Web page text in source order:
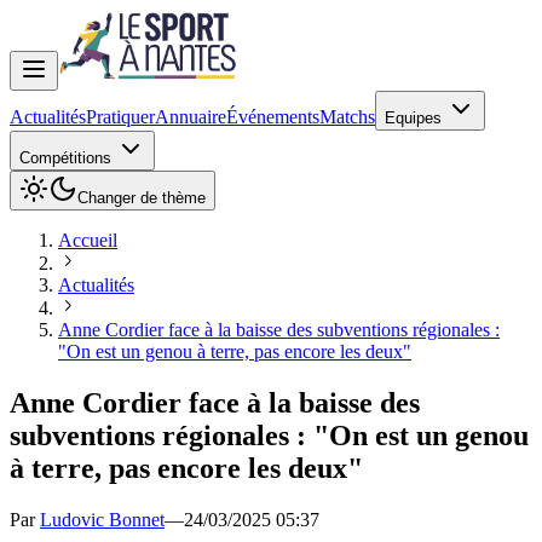
ActualitésPratiquerAnnuaireÉvénementsMatchs Equipes
Compétitions
Changer de thème
Accueil
Actualités
Anne Cordier face à la baisse des subventions régionales :
"On est un genou à terre, pas encore les deux"
Anne Cordier face à la baisse des
subventions régionales : "On est un genou
à terre, pas encore les deux"
ParLudovic Bonnet—24/03/2025 05:37